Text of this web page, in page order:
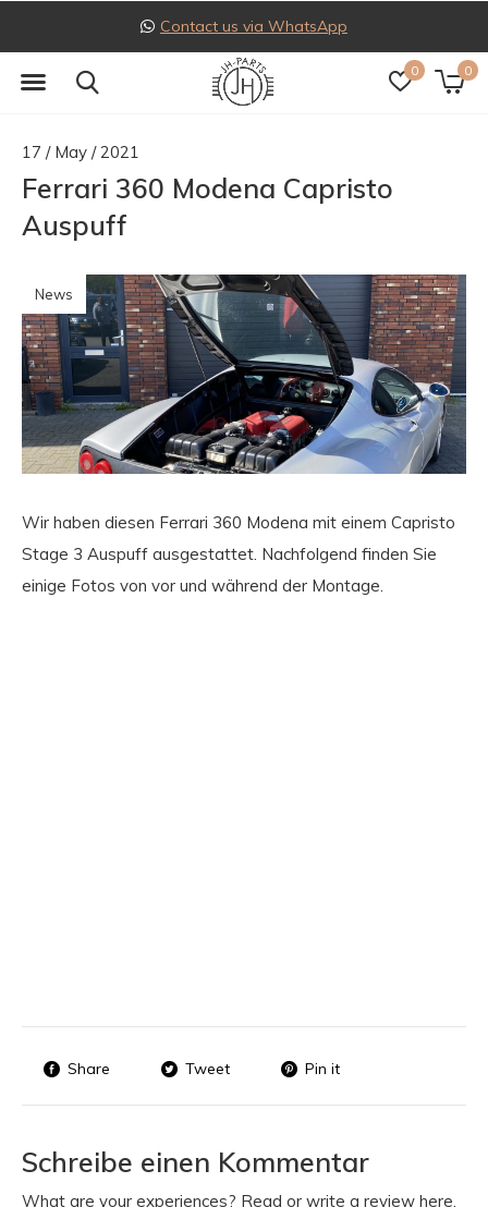
0 0
Contact us via WhatsApp
17 / May / 2021
Ferrari 360 Modena Capristo
Auspuff
News
Wir haben diesen Ferrari 360 Modena mit einem Capristo
Stage 3 Auspuff ausgestattet. Nachfolgend finden Sie
einige Fotos von vor und während der Montage.
Share Tweet Pin it
Schreibe einen Kommentar
What are your experiences? Read or write a review here.